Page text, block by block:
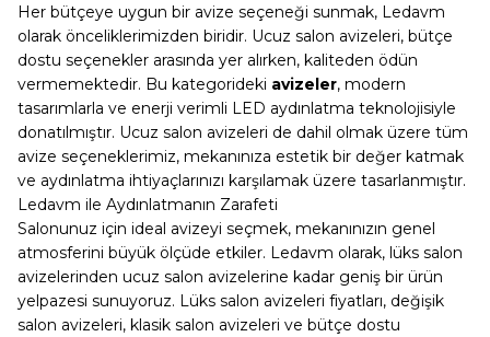
Her bütçeye uygun bir avize seçeneği sunmak, Ledavm
olarak önceliklerimizden biridir. Ucuz salon avizeleri, bütçe
dostu seçenekler arasında yer alırken, kaliteden ödün
vermemektedir. Bu kategorideki avizeler, modern
tasarımlarla ve enerji verimli LED aydınlatma teknolojisiyle
donatılmıştır. Ucuz salon avizeleri de dahil olmak üzere tüm
avize seçeneklerimiz, mekanınıza estetik bir değer katmak
ve aydınlatma ihtiyaçlarınızı karşılamak üzere tasarlanmıştır.
Ledavm ile Aydınlatmanın Zarafeti
Salonunuz için ideal avizeyi seçmek, mekanınızın genel
atmosferini büyük ölçüde etkiler. Ledavm olarak, lüks salon
avizelerinden ucuz salon avizelerine kadar geniş bir ürün
yelpazesi sunuyoruz. Lüks salon avizeleri fiyatları, değişik
salon avizeleri, klasik salon avizeleri ve bütçe dostu